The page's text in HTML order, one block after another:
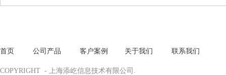
首页 公司产品 客户案例 关于我们 联系我们
COPYRIGHT - 上海添屹信息技术有限公司.